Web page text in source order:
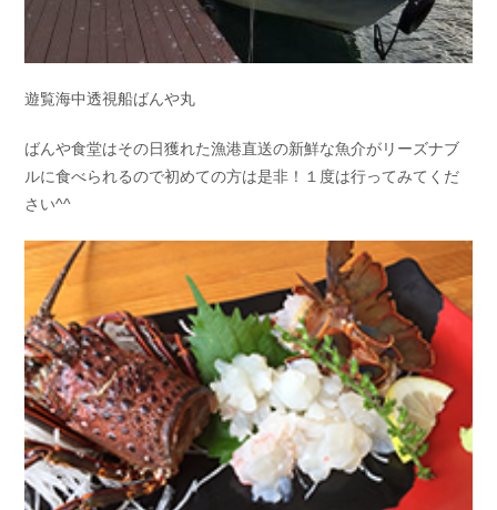
遊覧海中透視船ばんや丸
ばんや食堂はその日獲れた漁港直送の新鮮な魚介がリーズナブ
ルに食べられるので初めての方は是非！１度は行ってみてくだ
さい^^